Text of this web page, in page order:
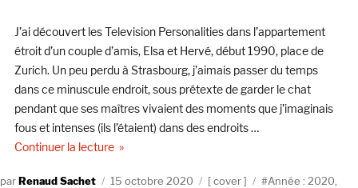
J’ai découvert les Television Personalities dans l’appartement
étroit d’un couple d’amis, Elsa et Hervé, début 1990, place de
Zurich. Un peu perdu à Strasbourg, j’aimais passer du temps
dans ce minuscule endroit, sous prétexte de garder le chat
pendant que ses maîtres vivaient des moments que j’imaginais
fous et intenses (ils l’étaient) dans des endroits …
Continuer la lecturede « Manson’s Child reprend « I Know Where
AuteurRenaud Sachet
Publié
15 octobre 2020 Catégories
cover Étiquettes
Année : 2020